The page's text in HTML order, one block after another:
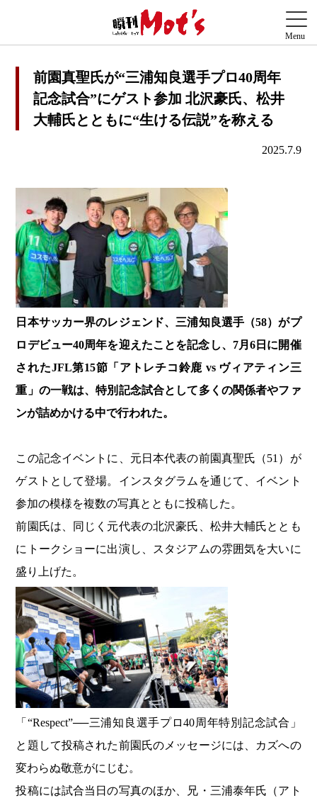
前園真聖氏が“三浦知良選手プロ40周年
記念試合”にゲスト参加 北沢豪氏、松井
大輔氏とともに“生ける伝説”を称える
2025.7.9
日本サッカー界のレジェンド、三浦知良選手（58）がプ
ロデビュー40周年を迎えたことを記念し、7月6日に開催
されたJFL第15節「アトレチコ鈴鹿 vs ヴィアティン三
重」の一戦は、特別記念試合として多くの関係者やファ
ンが詰めかける中で行われた。
この記念イベントに、元日本代表の前園真聖氏（51）が
ゲストとして登場。インスタグラムを通じて、イベント
参加の模様を複数の写真とともに投稿した。
前園氏は、同じく元代表の北沢豪氏、松井大輔氏ととも
にトークショーに出演し、スタジアムの雰囲気を大いに
盛り上げた。
「“Respect”──三浦知良選手プロ40周年特別記念試合」
と題して投稿された前園氏のメッセージには、カズへの
変わらぬ敬意がにじむ。
投稿には試合当日の写真のほか、兄・三浦泰年氏（アト